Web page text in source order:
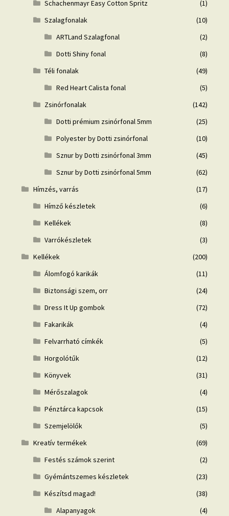
Schachenmayr Easy Cotton Spritz
(1)
Szalagfonalak
(10)
ARTLand Szalagfonal
(2)
Dotti Shiny fonal
(8)
Téli fonalak
(49)
Red Heart Calista fonal
(5)
Zsinórfonalak
(142)
Dotti prémium zsinórfonal 5mm
(25)
Polyester by Dotti zsinórfonal
(10)
Sznur by Dotti zsinórfonal 3mm
(45)
Sznur by Dotti zsinórfonal 5mm
(62)
Hímzés, varrás
(17)
Hímző készletek
(6)
Kellékek
(8)
Varrókészletek
(3)
Kellékek
(200)
Álomfogó karikák
(11)
Biztonsági szem, orr
(24)
Dress It Up gombok
(72)
Fakarikák
(4)
Felvarrható címkék
(5)
Horgolótűk
(12)
Könyvek
(31)
Mérőszalagok
(4)
Pénztárca kapcsok
(15)
Szemjelölők
(5)
Kreatív termékek
(69)
Festés számok szerint
(2)
Gyémántszemes készletek
(23)
Készítsd magad!
(38)
Alapanyagok
(4)